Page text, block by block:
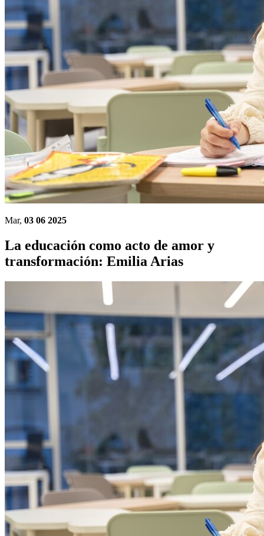
Mar, 03 06 2025
La educación como acto de amor y
transformación: Emilia Arias